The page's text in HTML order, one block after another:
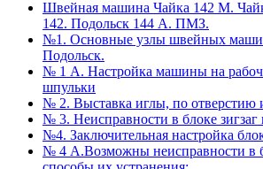
Швейная машина Чайка 142 М.
142. Подольск 144 А. ПМЗ.
№1. Основные узлы швейных
Подольск.
№ 1 А. Настройка машины на
шпульки
№ 2. Выставка иглы, по отверстию
№ 3. Неисправности в блоке зигзаг
№4. Заключительная настройка
№ 4 А.Возможны неисправности в